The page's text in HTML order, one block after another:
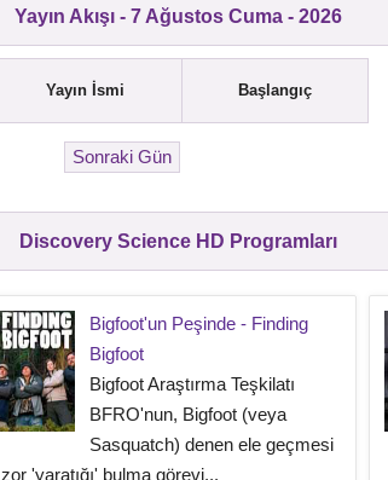
Yayın Akışı - 7 Ağustos Cuma - 2026
Yayın İsmi Başlangıç
Discovery Science HD Programları
Bigfoot'un Peşinde - Finding
Bigfoot
Bigfoot Araştırma Teşkilatı
BFRO'nun, Bigfoot (veya
Sasquatch) denen ele geçmesi
zor 'yaratığı' bulma görevi...